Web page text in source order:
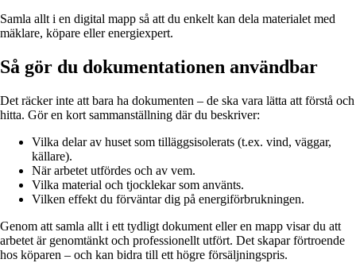
Samla allt i en digital mapp så att du enkelt kan dela materialet med
mäklare, köpare eller energiexpert.
Så gör du dokumentationen användbar
Det räcker inte att bara ha dokumenten – de ska vara lätta att förstå och
hitta. Gör en kort sammanställning där du beskriver:
Vilka delar av huset som tilläggsisolerats (t.ex. vind, väggar,
källare).
När arbetet utfördes och av vem.
Vilka material och tjocklekar som använts.
Vilken effekt du förväntar dig på energiförbrukningen.
Genom att samla allt i ett tydligt dokument eller en mapp visar du att
arbetet är genomtänkt och professionellt utfört. Det skapar förtroende
hos köparen – och kan bidra till ett högre försäljningspris.